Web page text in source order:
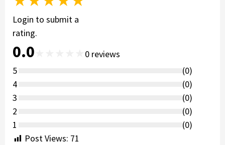
Login to submit a
rating.
0.0 0 reviews
5
(0)
4
(0)
3
(0)
2
(0)
1
(0)
Post Views: 71